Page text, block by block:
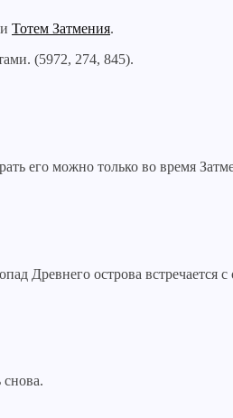
и Тотем Затмения.
(5972, 274, 845).
его можно только во время
Древнего острова встречается